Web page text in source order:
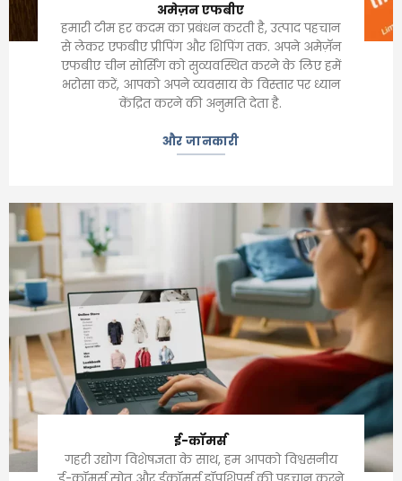
अमेज़न एफबीए
हमारी टीम हर कदम का प्रबंधन करती है, उत्पाद पहचान
से लेकर एफबीए प्रीपिंग और शिपिंग तक. अपने अमेज़ॅन
एफबीए चीन सोर्सिंग को सुव्यवस्थित करने के लिए हमें
भरोसा करें, आपको अपने व्यवसाय के विस्तार पर ध्यान
केंद्रित करने की अनुमति देता है.
और जानकारी
ई-कॉमर्स
गहरी उद्योग विशेषज्ञता के साथ, हम आपको विश्वसनीय